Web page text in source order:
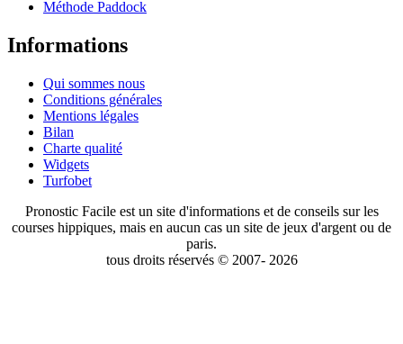
Méthode Paddock
Informations
Qui sommes nous
Conditions générales
Mentions légales
Bilan
Charte qualité
Widgets
Turfobet
Pronostic Facile est un site d'informations et de conseils sur les
courses hippiques, mais en aucun cas un site de jeux d'argent ou de
paris.
tous droits réservés © 2007- 2026